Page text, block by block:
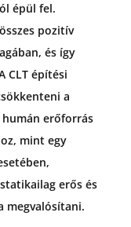
épül fel.
pozitív
és így
CLT építési
a
humán erőforrás
mint egy
erős és
megvalósítani.